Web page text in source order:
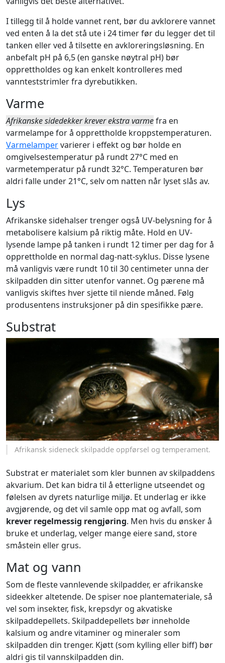
I tillegg til å holde vannet rent, bør du avklorere vannet
ved enten å la det stå ute i 24 timer før du legger det til
tanken eller ved å tilsette en avkloreringsløsning. En
anbefalt pH på 6,5 (en ganske nøytral pH) bør
opprettholdes og kan enkelt kontrolleres med
vannteststrimler fra dyrebutikken.
Varme
Afrikanske sidedekker krever ekstra varmefra en
varmelampe for å opprettholde kroppstemperaturen.
Varmelampervarierer i effekt og bør holde en
omgivelsestemperatur på rundt 27°C med en
varmetemperatur på rundt 32°C. Temperaturen bør
aldri falle under 21°C, selv om natten når lyset slås av.
Lys
Afrikanske sidehalser trenger også UV-belysning for å
metabolisere kalsium på riktig måte. Hold en UV-
lysende lampe på tanken i rundt 12 timer per dag for å
opprettholde en normal dag-natt-syklus. Disse lysene
må vanligvis være rundt 10 til 30 centimeter unna der
skilpadden din sitter utenfor vannet. Og pærene må
vanligvis skiftes hver sjette til niende måned. Følg
produsentens instruksjoner på din spesifikke pære.
Substrat
Afrikansk sideneck skilpadde oppførsel og temperament.
Substrat er materialet som kler bunnen av skilpaddens
akvarium. Det kan bidra til å etterligne utseendet og
følelsen av dyrets naturlige miljø. Et underlag er ikke
avgjørende, og det vil samle opp mat og avfall, som
krever regelmessig rengjøring. Men hvis du ønsker å
bruke et underlag, velger mange eiere sand, store
småstein eller grus.
Mat og vann
Som de fleste vannlevende skilpadder, er afrikanske
sideekker altetende. De spiser noe plantemateriale, så
vel som insekter, fisk, krepsdyr og akvatiske
skilpaddepellets. Skilpaddepellets bør inneholde
kalsium og andre vitaminer og mineraler som
skilpadden din trenger. Kjøtt (som kylling eller biff) bør
aldri gis til vannskilpadden din.